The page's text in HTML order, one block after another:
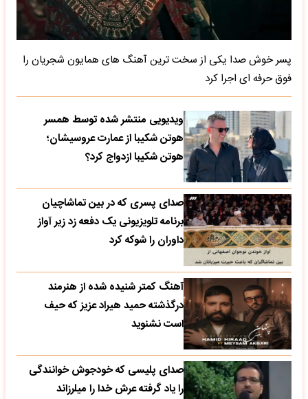
پسر خوش صدا یکی از سخت ترین آهنگ های همایون شجریان را
فوق حرفه ای اجرا کرد
ویدیویی منتشر شده توسط همسر
هوتن شکیبا از عمارت عروسیشان؛
هوتن شکیبا ازدواج کرد؟
صدای پسری که در بین تماشاچیان
برنامه تلویزیونی یک دفعه زد زیر آواز
داوران را شوکه کرد
آهنگ کمتر شنیده شده از هنرمند
درگذشته حمید هیراد عزیز که حیف
است نشنوید
صدای پلیسی که خودجوش خوانندگی
را یاد گرفته عرش خدا را میلرزاند